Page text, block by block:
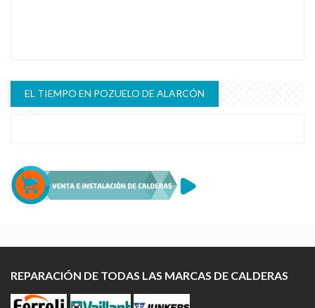
EL TIEMPO EN POZUELO DE ALARCÓN
REPARACIÓN DE TODAS LAS MARCAS DE CALDERAS